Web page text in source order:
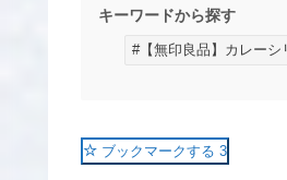
キーワードから探す
#【無印良品】カレーシ
ブックマークする 3